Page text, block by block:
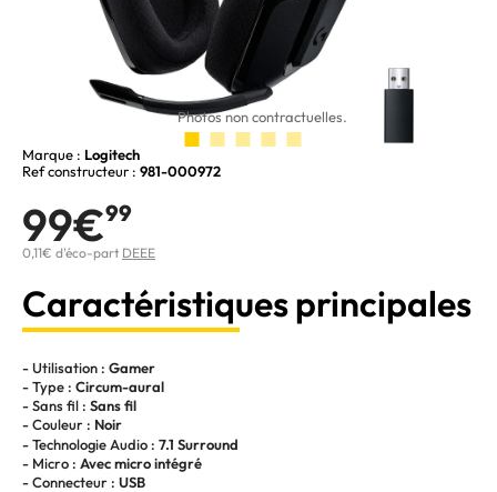
Photos non contractuelles.
Marque : Logitech
Ref constructeur : 981-000972
99€99
0,11€ d'éco-part DEEE
Caractéristiques principales
- Utilisation : Gamer
- Type : Circum-aural
- Sans fil : Sans fil
- Couleur : Noir
- Technologie Audio : 7.1 Surround
- Micro : Avec micro intégré
- Connecteur : USB